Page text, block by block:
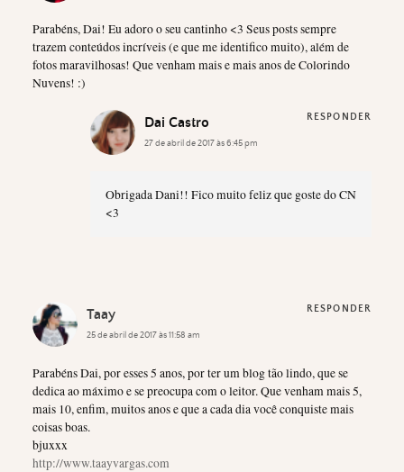
Parabéns, Dai! Eu adoro o seu cantinho <3 Seus posts sempre
trazem conteúdos incríveis (e que me identifico muito), além de
fotos maravilhosas! Que venham mais e mais anos de Colorindo
Nuvens! :)
Dai Castro
27 de abril de 2017 às 6:45 pm
Obrigada Dani!! Fico muito feliz que goste do CN
<3
RESPONDER
Taay
25 de abril de 2017 às 11:58 am
Parabéns Dai, por esses 5 anos, por ter um blog tão lindo, que se
dedica ao máximo e se preocupa com o leitor. Que venham mais 5,
mais 10, enfim, muitos anos e que a cada dia você conquiste mais
coisas boas.
bjuxxx
http://www.taayvargas.com
RESPONDER